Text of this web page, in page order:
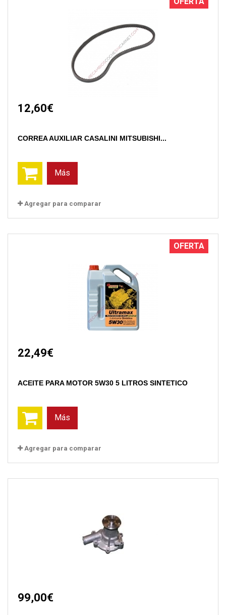
12,60€
CORREA AUXILIAR CASALINI MITSUBISHI...
Más
Agregar para comparar
OFERTA
22,49€
ACEITE PARA MOTOR 5W30 5 LITROS SINTETICO
Más
Agregar para comparar
99,00€